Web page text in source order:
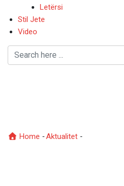
Letërsi
Stil Jete
Video
Home -Aktualitet-